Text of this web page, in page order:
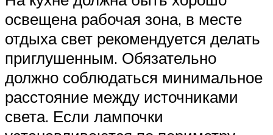
освещена рабочая зона, в месте
отдыха свет рекомендуется делать
приглушенным. Обязательно
должно соблюдаться минимальное
расстояние между источниками
света. Если лампочки